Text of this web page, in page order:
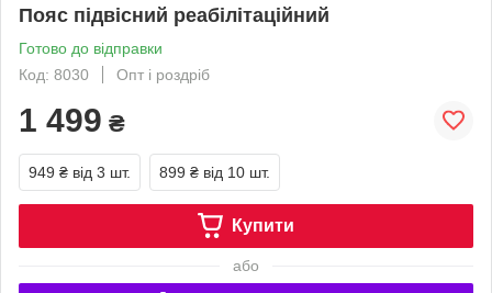
Пояс підвісний реабілітаційний
Готово до відправки
Код: 8030
Опт і роздріб
1 499 ₴
949 ₴ від 3 шт. 899 ₴ від 10 шт.
Купити
або